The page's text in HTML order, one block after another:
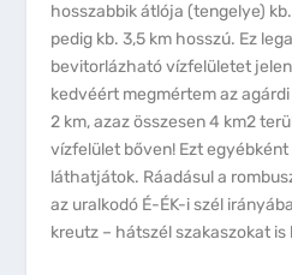
hosszabbik átlója (tengelye)
pedig kb. 3,5 km hosszú. Ez
bevitorlázható vízfelületet
kedvéért megmértem az
2 km, azaz összesen 4 km2
vízfelület bőven! Ezt
láthatjátok. Ráadásul a
az uralkodó É-ÉK-i szél
kreutz – hátszél szakaszokat is